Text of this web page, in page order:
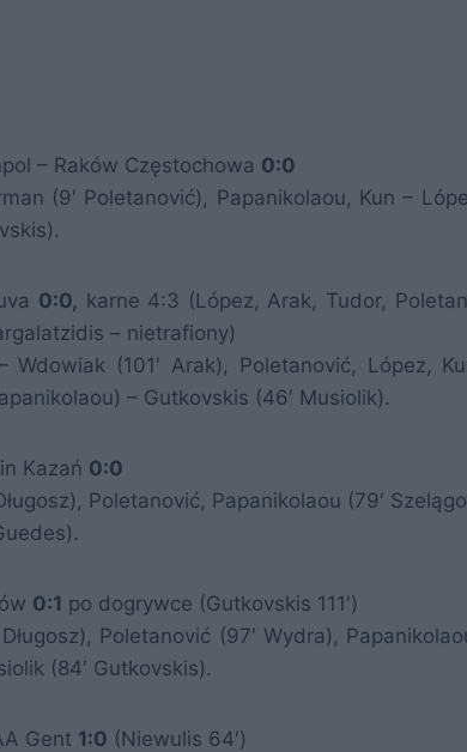
– Raków Częstochowa 0:0
(9′ Poletanović), Papanikolaou, Kun –
0:0, karne 4:3 (López, Arak, Tudor,
– nietrafiony)
(101′ Arak), Poletanović, López,
– Gutkovskis (46′ Musiolik).
Kazań 0:0
Poletanović, Papanikolaou (79′
0:1 po dogrywce (Gutkovskis 111′)
Poletanović (97′ Wydra),
(84′ Gutkovskis).
Gent 1:0 (Niewulis 64′)